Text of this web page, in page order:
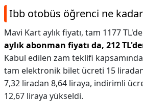
Ibb otobüs öğrenci ne
Mavi Kart aylık fiyatı, tam 1177
aylık abonman fiyatı da, 212
Kabul edilen zam teklifi
tam elektronik bilet ücreti 15
7,32 liradan 8,64 liraya, indirimli
12,67 liraya yükseldi.